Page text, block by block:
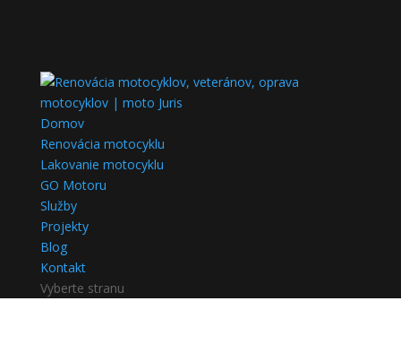
Domov
Renovácia motocyklu
Lakovanie motocyklu
GO Motoru
Služby
Projekty
Blog
Kontakt
Vyberte stranu